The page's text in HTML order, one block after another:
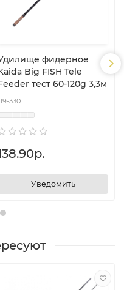
фидерное
Big FISH Tele
Feeder тест 60-120g 3,3м
330
Уведомить